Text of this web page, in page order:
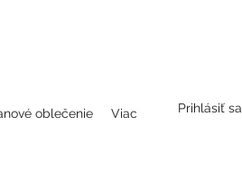
oblečenie Viac Prihlásiť sa